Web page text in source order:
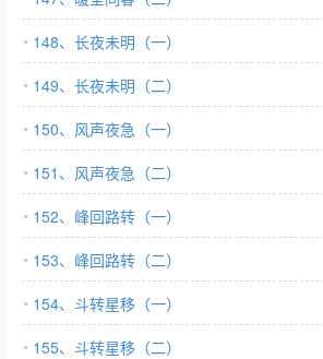
148、长夜未明（一）
149、长夜未明（二）
150、风声夜急（一）
151、风声夜急（二）
152、峰回路转（一）
153、峰回路转（二）
154、斗转星移（一）
155、斗转星移（二）